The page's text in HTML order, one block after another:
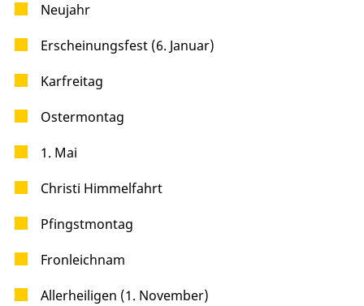
Neujahr
Erscheinungsfest (6. Januar)
Karfreitag
Ostermontag
1. Mai
Christi Himmelfahrt
Pfingstmontag
Fronleichnam
Allerheiligen (1. November)